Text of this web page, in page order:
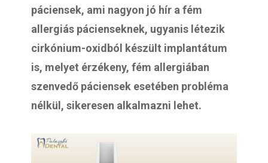
páciensek, ami nagyon jó hír a fém
allergiás pácienseknek, ugyanis létezik
cirkónium-oxidból készült implantátum
is, melyet érzékeny, fém allergiában
szenvedő páciensek esetében probléma
nélkül, sikeresen alkalmazni lehet.